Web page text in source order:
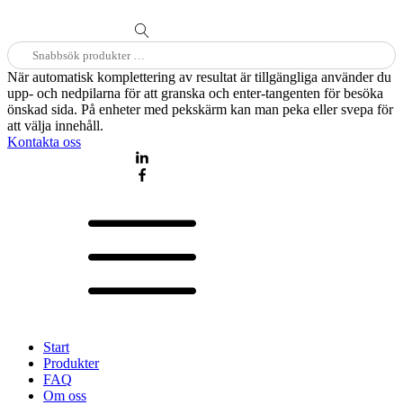
Sök
efter:
När automatisk komplettering av resultat är tillgängliga använder du
upp- och nedpilarna för att granska och enter-tangenten för besöka
önskad sida. På enheter med pekskärm kan man peka eller svepa för
att välja innehåll.
Kontakta oss
Start
Produkter
FAQ
Om oss